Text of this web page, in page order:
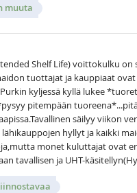
muuta
Shelf Life) voittokulku
tuottajat ja kauppiaat
kyljessä kyllä lukee
pitempään
säilyy viikon
hyllyt ja kaikki
monet kuluttajat ovat
tavallisen ja UHT-